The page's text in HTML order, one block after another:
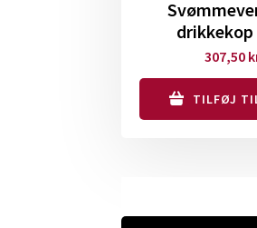
130P/
307,50
TILFØJ